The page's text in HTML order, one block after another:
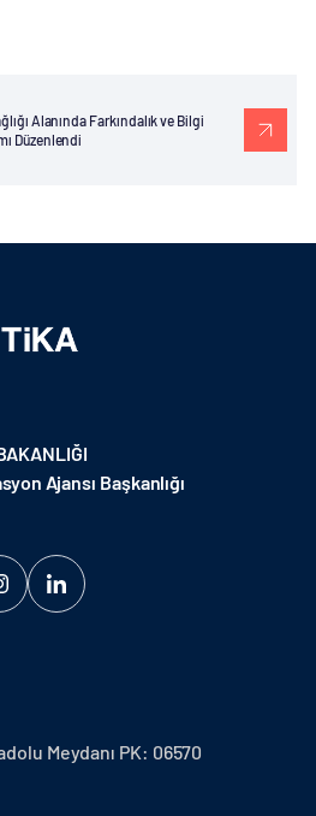
Alanında Farkındalık ve Bilgi
Düzenlendi
Ajansı Başkanlığı
Meydanı PK: 06570